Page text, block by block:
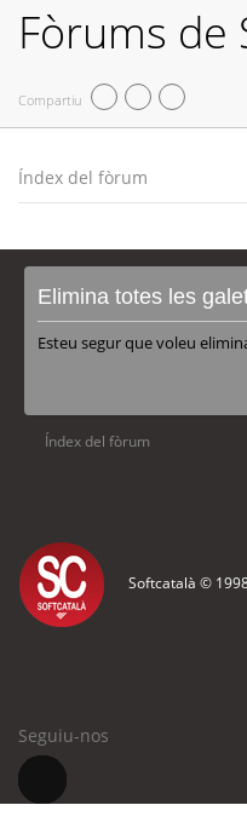
Fòrums de
Compartiu
Índex del fòrum
Elimina totes les
Esteu segur que voleu
Índex del fòrum
Softcatalà ©
Seguiu-nos